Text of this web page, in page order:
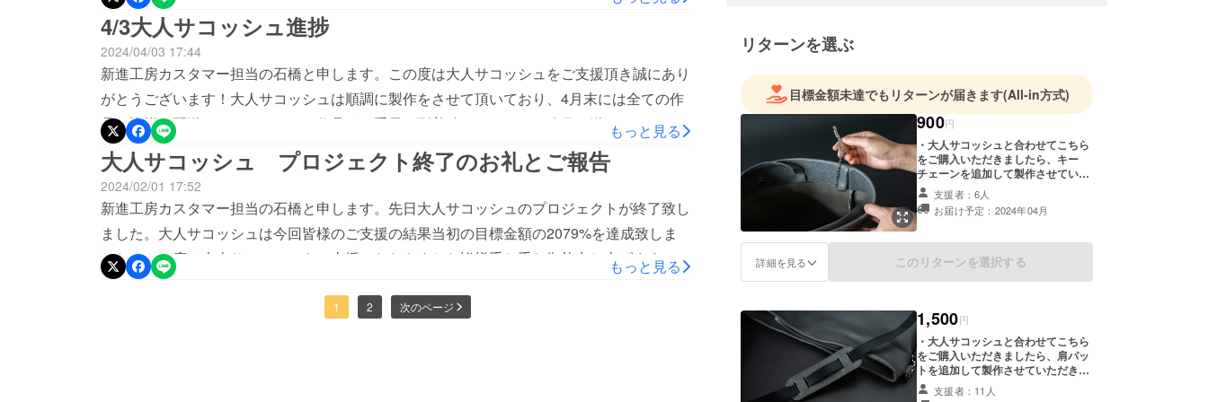
メント欄にしていただけると幸いです。石
橋ーーーーーーーーーーーーーーーーーーーーーーーーーーーーーーーーーーーーーー新進
工房 営業時間平日：10－17時Tel：072-968-8181
現場がひっ迫してしまい、納期が1週間程遅れてしまいます。作品の納期が遅れてしまい大
変申し訳ございません。一日でも早く皆様のお手元にお届けが出来るようにスタッフ一同尽
力させて頂きます。また何かご不明な点等ございましたら、CAMPFIRE内のメッセージ
か、下記のお電話番号にてご連絡頂きますと幸いです。大変恐縮ではございますが、お手元
に到着するまで今しばらくお待ち頂けますと幸いでございます。電話番号：072-968-8181
新進工房 営業時間平日10－17時Tel 072-968-8181
4/3大人サコッシュ進捗
2024/04/03 17:44
新進工房カスタマー担当の石橋と申します。この度は大人サコッシュをご支援頂き誠にあり
がとうございます！大人サコッシュは順調に製作をさせて頂いており、4月末には全ての作
品を皆様に配送させて頂きます！作品がお手元に到着致しましたら、昨日お送りさせて頂き
ましたアンケートにご回答頂けますと幸いでございます。職人一同誠心誠意お作りさせて頂
きますので、引き続き新進工房をどうぞよろしくお願い致します。大変恐縮ではございます
が、お客様のお手元に作品が届くまで、今しばらくお待ちいただけますと幸いでございま
す。お問い合わせ先：新進工房 カスタマーサービス電話：072-968-8181受付時間：平日
10:00 - 17:00
もっと見る
大人サコッシュ プロジェクト終了のお礼とご報告
2024/02/01 17:52
新進工房カスタマー担当の石橋と申します。先日大人サコッシュのプロジェクトが終了致し
ました。大人サコッシュは今回皆様のご支援の結果当初の目標金額の2079%を達成致しま
した。この度は大人サコッシュをご支援いただきました皆様重ね重ね御礼申し上げます。今
後は大人サコッシュの革や資材を発注させて頂き、作品をお作りしていく準備をさせて頂き
ます。製作の進捗等、随時活動レポートに報告をさせて頂きます。職人一同誠心誠意お作り
もっと見る
1 2 次のページ
リターンを選ぶ
目標金額未達でもリターンが届きます(All-in方式)
900円
・大人サコッシュと合わせてこちら
をご購入いただきましたら、キー
チェーンを追加して製作させていた
だきます。
支援者：6人
お届け予定：2024年04月
詳細を見る このリターンを選択する
1,500円
・大人サコッシュと合わせてこちら
をご購入いただきましたら、肩パッ
トを追加して製作させていただきま
す。 ※肩パッド付の場合はショル
ダーの長さが約15cm短くなりま
支援者：11人